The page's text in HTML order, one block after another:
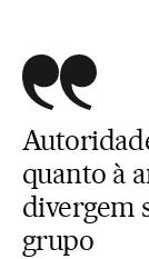
quanto à
divergem
grupo